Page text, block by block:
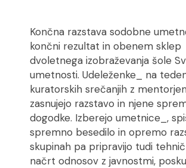
Končna razstava sodobne
končni rezultat in obenem sklep
dvoletnega izobraževanja šole
umetnosti. Udeleženke_ na
kuratorskih srečanjih z
zasnujejo razstavo in njene
dogodke. Izberejo umetnice_,
spremno besedilo in opremo
skupinah pa pripravijo tudi
načrt odnosov z javnostmi,